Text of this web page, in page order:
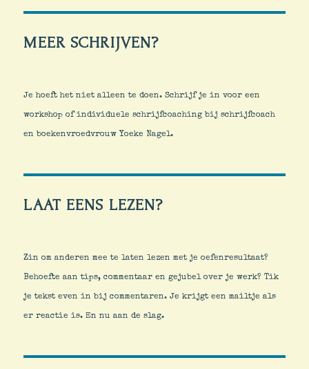
MEER SCHRIJVEN?
Je hoeft het niet alleen te doen. Schrijf je in voor een
workshop of individuele schrijfcoaching bij schrijfcoach
en boekenvroedvrouw Yoeke Nagel.
LAAT EENS LEZEN?
Zin om anderen mee te laten lezen met je oefenresultaat?
Behoefte aan tips, commentaar en gejubel over je werk? Tik
je tekst even in bij commentaren. Je krijgt een mailtje als
er reactie is. En nu aan de slag.